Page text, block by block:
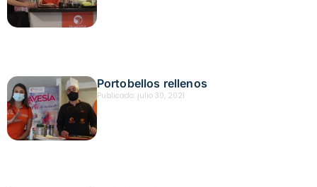
Portobellos rellenos
Publicado: julio 30, 2021